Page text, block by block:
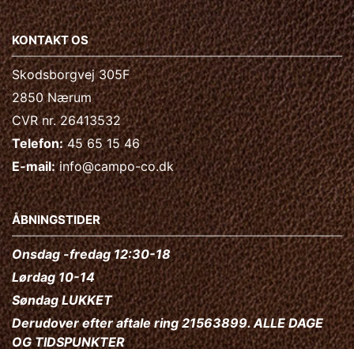
KONTAKT OS
Skodsborgvej 305F
2850 Nærum
CVR nr. 26413532
Telefon: 45 65 15 46
E-mail: info@campo-co.dk
ÅBNINGSTIDER
Onsdag -fredag 12:30-18
Lørdag 10-14
Søndag LUKKET
Derudover efter aftale ring 21563899. ALLE DAGE
OG TIDSPUNKTER